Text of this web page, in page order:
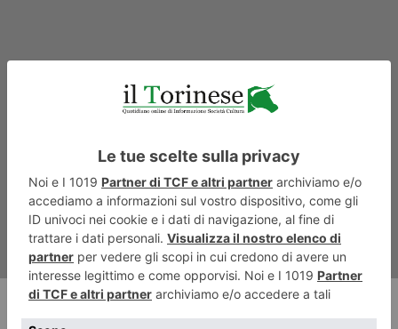
Empoli-Torino, i precedenti tra
i due tecnici